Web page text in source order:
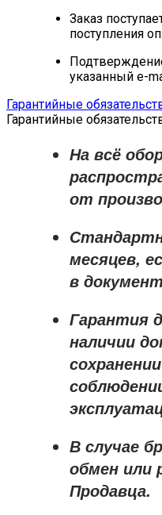
Заказ
поступления
указанный e-
Гарантийные
Гарантийные
На всё
от
месяцев,
в
Гарантия
наличии
В случае
обмен
Продавца.